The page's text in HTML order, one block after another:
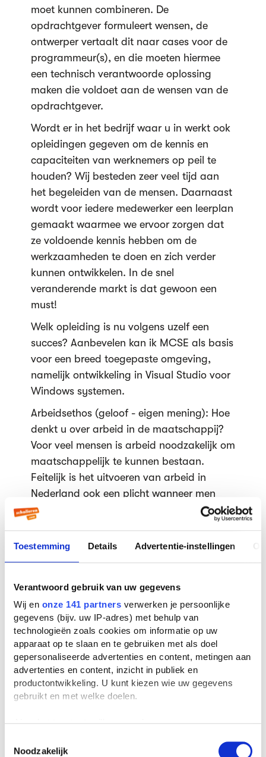
Toestemming Details Advertentie-instellingen
Verantwoord gebruik van uw gegevens
Wij en onze 141 partners verwerken je persoonlijke
gegevens (bijv. uw IP-adres) met behulp van
technologieën zoals cookies om informatie op uw
apparaat op te slaan en te gebruiken met als doel
gepersonaliseerde advertenties en content, metingen aan
advertenties en content, inzicht in publiek en
productontwikkeling. U kunt kiezen wie uw gegevens
gebruikt en met welke doelen.
Als u het toestaat, willen we ook graag:
locatie, die tot een paar meter nauwkeurig kan zijn
Noodzakelijk
moet kunnen combineren. De
opdrachtgever formuleert wensen, de
ontwerper vertaalt dit naar cases voor de
programmeur(s), en die moeten hiermee
een technisch verantwoorde oplossing
maken die voldoet aan de wensen van de
opdrachtgever.
Wordt er in het bedrijf waar u in werkt ook
opleidingen gegeven om de kennis en
capaciteiten van werknemers op peil te
houden? Wij besteden zeer veel tijd aan
het begeleiden van de mensen. Daarnaast
wordt voor iedere medewerker een leerplan
gemaakt waarmee we ervoor zorgen dat
ze voldoende kennis hebben om de
werkzaamheden te doen en zich verder
kunnen ontwikkelen. In de snel
veranderende markt is dat gewoon een
must!
Welk opleiding is nu volgens uzelf een
succes? Aanbevelen kan ik MCSE als basis
voor een breed toegepaste omgeving,
namelijk ontwikkeling in Visual Studio voor
Windows systemen.
Arbeidsethos (geloof - eigen mening): Hoe
denkt u over arbeid in de maatschappij?
Voor veel mensen is arbeid noodzakelijk om
maatschappelijk te kunnen bestaan.
Feitelijk is het uitvoeren van arbeid in
Nederland ook een plicht wanneer men
daartoe in staat geacht wordt. Ik ben
een recht is. Iedereen heeft recht op
bijvoorbeeld door zich verder te
ontwikkelen, flexibel inzetbaar te zijn.
Moet men werken? En waarom? Ik vind
persoonlijk niet dat men moet werken,
omdat ieder mens het recht heeft haar/zijn
leven zo in te richten als men wenst. Ik ben
echter wel van mening dat niet werken uit
moet zijn.
Het èchte werk:
Wat is er belangrijk aan